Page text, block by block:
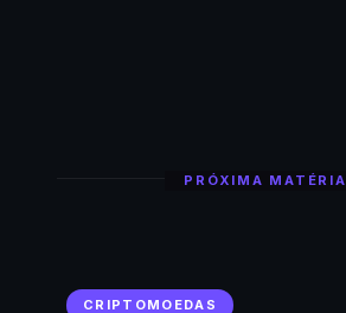
PRÓXIMA MATÉRIA
CRIPTOMOEDAS